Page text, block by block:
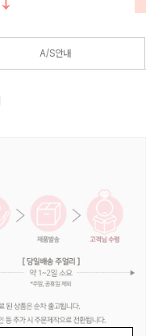
A/S안내